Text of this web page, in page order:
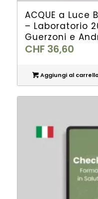
ACQUE a
– Laboratorio
Guerzoni e
CHF36,60
Aggiungi al carrello